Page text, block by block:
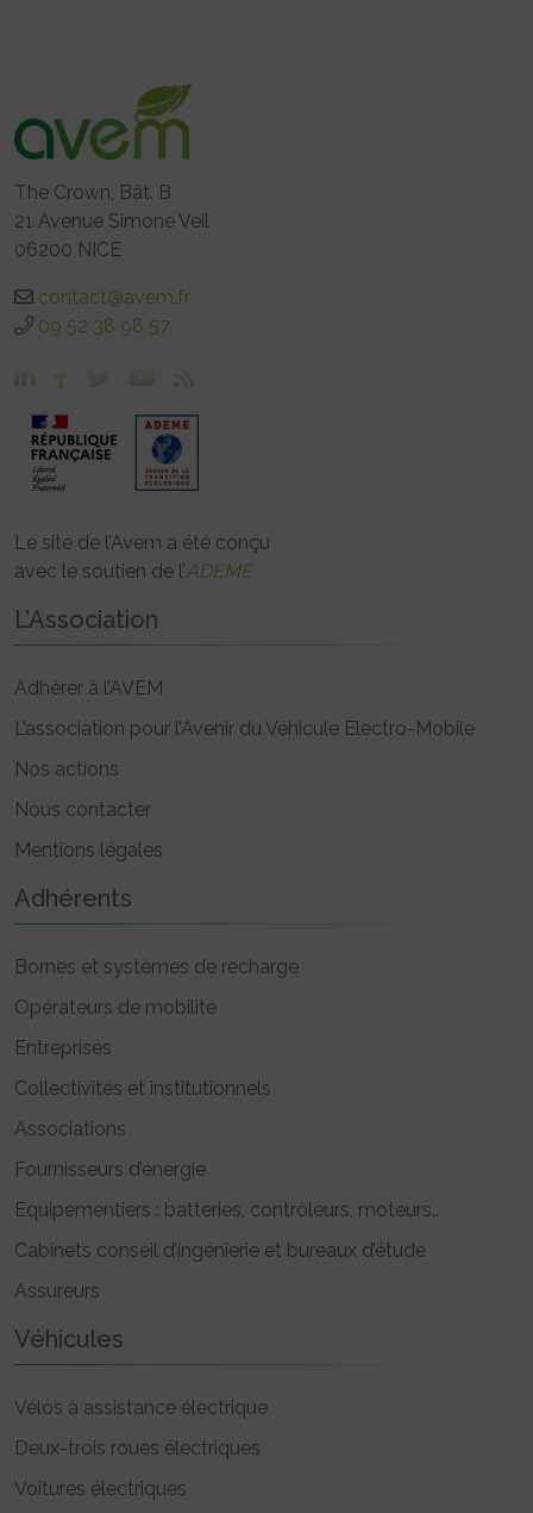
The Crown, Bât. B
21 Avenue Simone Veil
06200 NICE
contact@avem.fr
09 52 38 98 57
Le site de l’Avem a été conçu
avec le soutien de l’ADEME
L’Association
Adhérer à l’AVEM
L’association pour l’Avenir du Véhicule Electro-Mobile
Nos actions
Nous contacter
Mentions légales
Adhérents
Bornes et systèmes de recharge
Opérateurs de mobilité
Entreprises
Collectivités et institutionnels
Associations
Fournisseurs d’énergie
Equipementiers : batteries, contrôleurs, moteurs..
Cabinets conseil d’ingénierie et bureaux d’étude
Assureurs
Véhicules
Vélos à assistance électrique
Deux-trois roues électriques
Voitures électriques